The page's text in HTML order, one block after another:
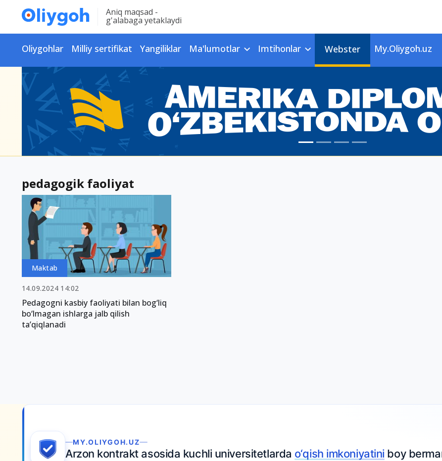
Aniq maqsad -
g'alabaga yetaklaydi
Oliygohlar Milliy sertifikat Yangiliklar Ma'lumotlar Imtihonlar Webster My.Oliygoh.uz
pedagogik faoliyat
Maktab
14.09.2024 14:02
Pedagogni kasbiy faoliyati bilan bog‘liq
bo‘lmagan ishlarga jalb qilish
ta’qiqlanadi
MY.OLIYGOH.UZ
Arzon kontrakt asosida kuchli universitetlarda o‘qish imkoniyatini boy